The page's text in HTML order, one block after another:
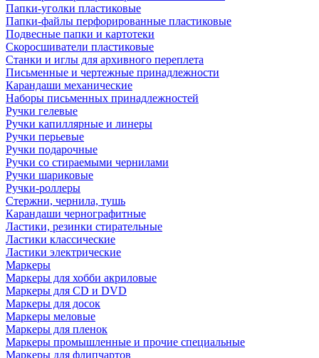
Папки-уголки пластиковые
Папки-файлы перфорированные пластиковые
Подвесные папки и картотеки
Скоросшиватели пластиковые
Станки и иглы для архивного переплета
Письменные и чертежные принадлежности
Карандаши механические
Наборы письменных принадлежностей
Ручки гелевые
Ручки капиллярные и линеры
Ручки перьевые
Ручки подарочные
Ручки со стираемыми чернилами
Ручки шариковые
Ручки-роллеры
Стержни, чернила, тушь
Карандаши чернографитные
Ластики, резинки стирательные
Ластики классические
Ластики электрические
Маркеры
Маркеры для хобби акриловые
Маркеры для CD и DVD
Маркеры для досок
Маркеры меловые
Маркеры для пленок
Маркеры промышленные и прочие специальные
Маркеры для флипчартов